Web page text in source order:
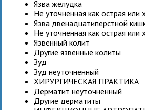
Язва желудка
Не уточненная как острая
Язва двенадцатиперстной
Не уточненная как острая
Язвенный колит
Другие язвенные колиты
Зуд
Зуд неуточненный
ХИРУРГИЧЕСКАЯ ПРАКТИКА
Дерматит неуточненный
Другие дерматиты